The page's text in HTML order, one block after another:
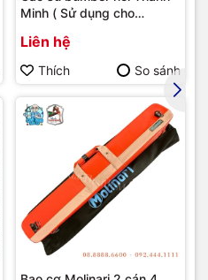
Minh ( Sử dụng cho
Liên hệ
Thích So sánh